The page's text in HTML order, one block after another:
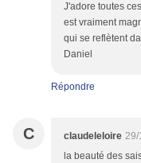
J'adore toutes
est vraiment
qui se reflètent
Daniel
Répondre
C claudeleloire 29/
la beauté des